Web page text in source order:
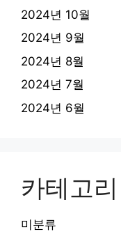
2024년 10월
2024년 9월
2024년 8월
2024년 7월
2024년 6월
카테고리
미분류